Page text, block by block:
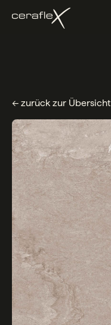
← zurück zur Übersicht